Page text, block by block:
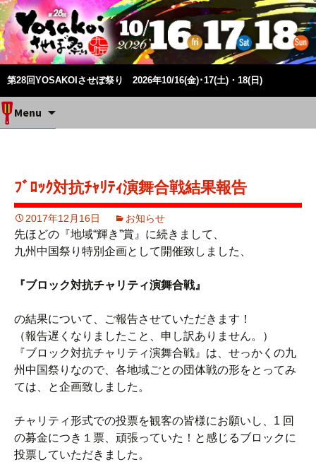
第28回YOSAKOIさせぼ祭り 2026年10/16(金)･17(土)・18(日)
Menu
ﾌﾞﾛｯｸ対抗ﾁｬﾘﾃｨ演舞合戦結果報告
2017年12月16日 お知らせ
先ほどの『地域“輝き”賞』に続きまして、
九州中国祭り特別企画として開催致しました、
『ブロック対抗チャリティ演舞合戦』
の結果について、ご報告させていただきます！
（報告遅くなりましたこと、申し訳ありません。）
『ブロック対抗チャリティ演舞合戦』は、せっかくの九
州中国祭りなので、各地域ごとの団体戦の形をとってみ
ては、と企画致しました。
チャリティ形式での投票を観客の皆様にお願いし、1 回
の募金につき１票、頑張っていた！と感じるブロックに
投票していただきました。